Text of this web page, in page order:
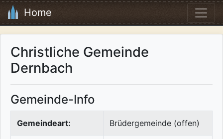
Home
Christliche Gemeinde
Dernbach
Gemeinde-Info
Gemeindeart: Brüdergemeinde (offen)